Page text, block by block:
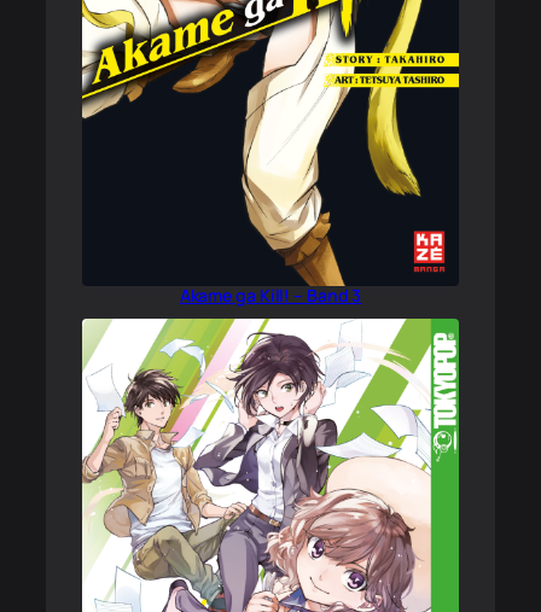
Akame ga Kill! – Band 3